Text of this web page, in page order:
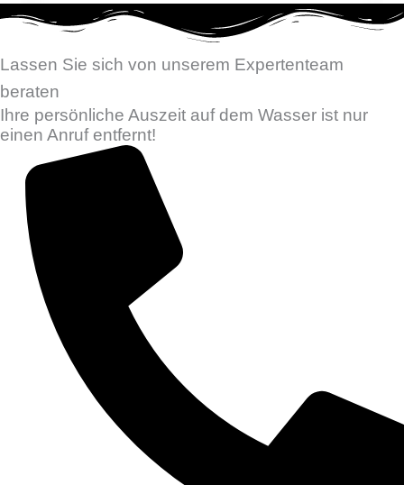
Lassen Sie sich von unserem Expertenteam
beraten
Ihre persönliche Auszeit auf dem Wasser ist nur
einen Anruf entfernt!